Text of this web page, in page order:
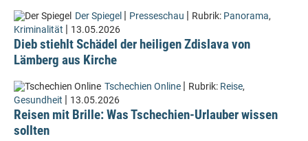
Der Spiegel Presseschau Rubrik: Panorama,
Kriminalität
13.05.2026
Dieb stiehlt Schädel der heiligen Zdislava von
Lämberg aus Kirche
Tschechien Online Rubrik: Reise,
Gesundheit
13.05.2026
Reisen mit Brille: Was Tschechien-Urlauber wissen
sollten